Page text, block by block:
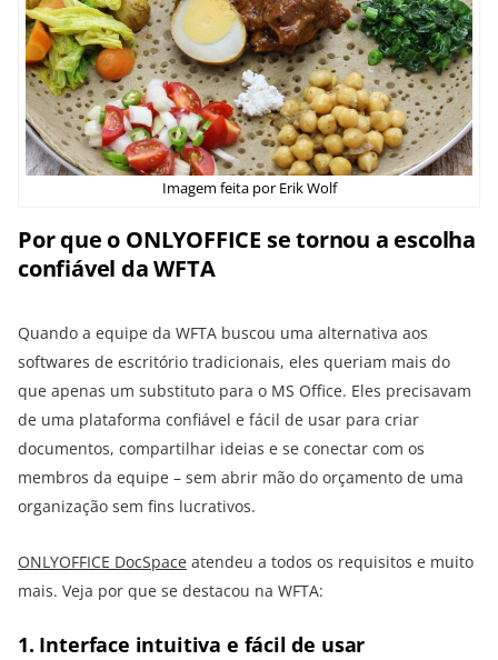
Imagem feita por Erik Wolf
Por que o ONLYOFFICE se tornou a escolha
confiável da WFTA
Quando a equipe da WFTA buscou uma alternativa aos
softwares de escritório tradicionais, eles queriam mais do
que apenas um substituto para o MS Office. Eles precisavam
de uma plataforma confiável e fácil de usar para criar
documentos, compartilhar ideias e se conectar com os
membros da equipe – sem abrir mão do orçamento de uma
organização sem fins lucrativos.
ONLYOFFICE DocSpace atendeu a todos os requisitos e muito
mais. Veja por que se destacou na WFTA:
1. Interface intuitiva e fácil de usar